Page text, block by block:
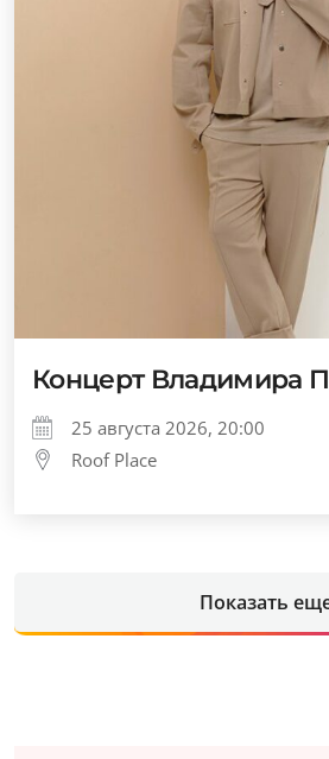
Концерт Владимира
25 августа 2026, 20:00
Roof Place
Показать